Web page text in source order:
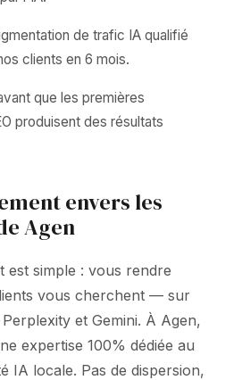
de trafic IA qualifié
clients en 6 mois.
que les premières
produisent des résultats
envers les
Agen
est simple : vous rendre
vous cherchent — sur
et Gemini. À Agen,
expertise 100% dédiée au
IA locale. Pas de dispersion,